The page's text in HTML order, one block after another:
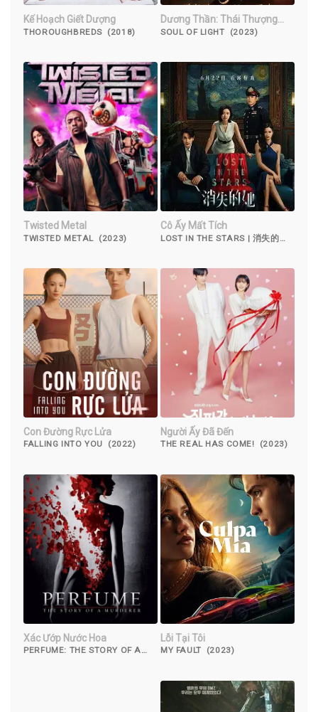
Kế Hoạch Giết Dượng
THOROUGHBREDS (2018)
Dương Thần: Thái Thượng
Vong Tình
SOUL OF LIGHT (2023)
Twisted Metal
TWISTED METAL (2023)
Cô Ấy Mất Tích
LOST IN THE STARS | 消失的她
Con Đường Rực Lửa
FALLING INTO YOU (2022)
Người Ấy Đã Đến
THE REAL HAS COME! (2023)
Xác Ướp Nước Hoa
PERFUME: THE STORY OF A
Lỗi Tại Tôi
MY FAULT (2023)